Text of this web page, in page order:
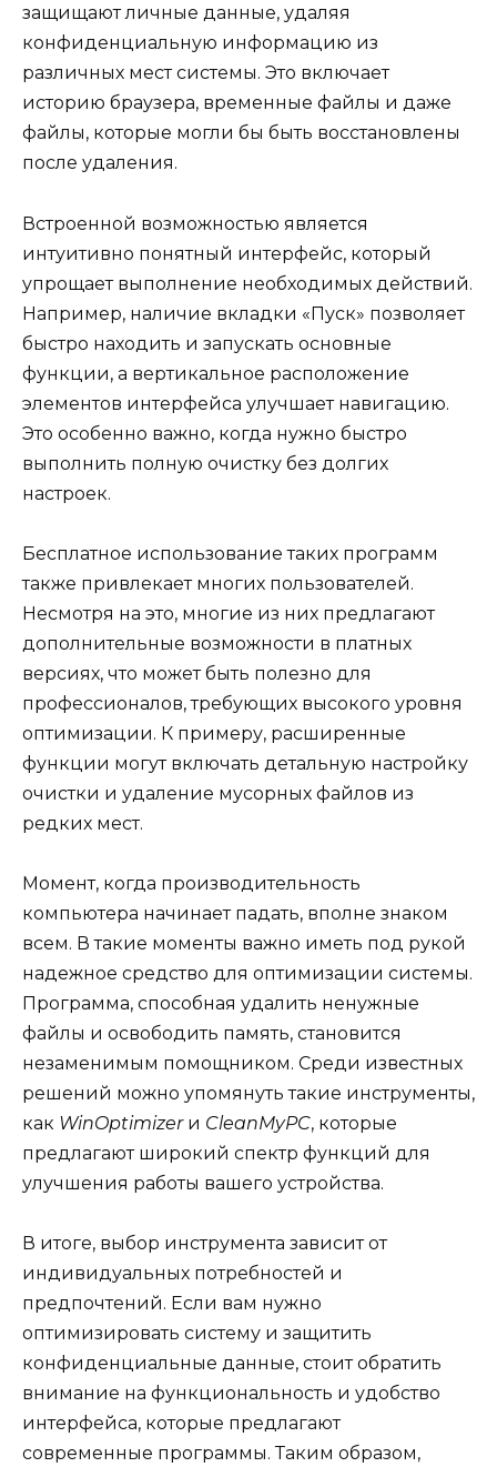
защищают личные данные, удаляя
конфиденциальную информацию из
различных мест системы. Это включает
историю браузера, временные файлы и даже
файлы, которые могли бы быть восстановлены
после удаления.
Встроенной возможностью является
интуитивно понятный интерфейс, который
упрощает выполнение необходимых действий.
Например, наличие вкладки «Пуск» позволяет
быстро находить и запускать основные
функции, а вертикальное расположение
элементов интерфейса улучшает навигацию.
Это особенно важно, когда нужно быстро
выполнить полную очистку без долгих
настроек.
Бесплатное использование таких программ
также привлекает многих пользователей.
Несмотря на это, многие из них предлагают
дополнительные возможности в платных
версиях, что может быть полезно для
профессионалов, требующих высокого уровня
оптимизации. К примеру, расширенные
функции могут включать детальную настройку
очистки и удаление мусорных файлов из
редких мест.
Момент, когда производительность
компьютера начинает падать, вполне знаком
всем. В такие моменты важно иметь под рукой
надежное средство для оптимизации системы.
Программа, способная удалить ненужные
файлы и освободить память, становится
незаменимым помощником. Среди известных
решений можно упомянуть такие инструменты,
как WinOptimizerи CleanMyPC, которые
предлагают широкий спектр функций для
улучшения работы вашего устройства.
В итоге, выбор инструмента зависит от
индивидуальных потребностей и
предпочтений. Если вам нужно
оптимизировать систему и защитить
конфиденциальные данные, стоит обратить
внимание на функциональность и удобство
интерфейса, которые предлагают
современные программы. Таким образом,